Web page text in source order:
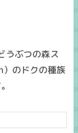
うぶつの森ス
のドクの種族